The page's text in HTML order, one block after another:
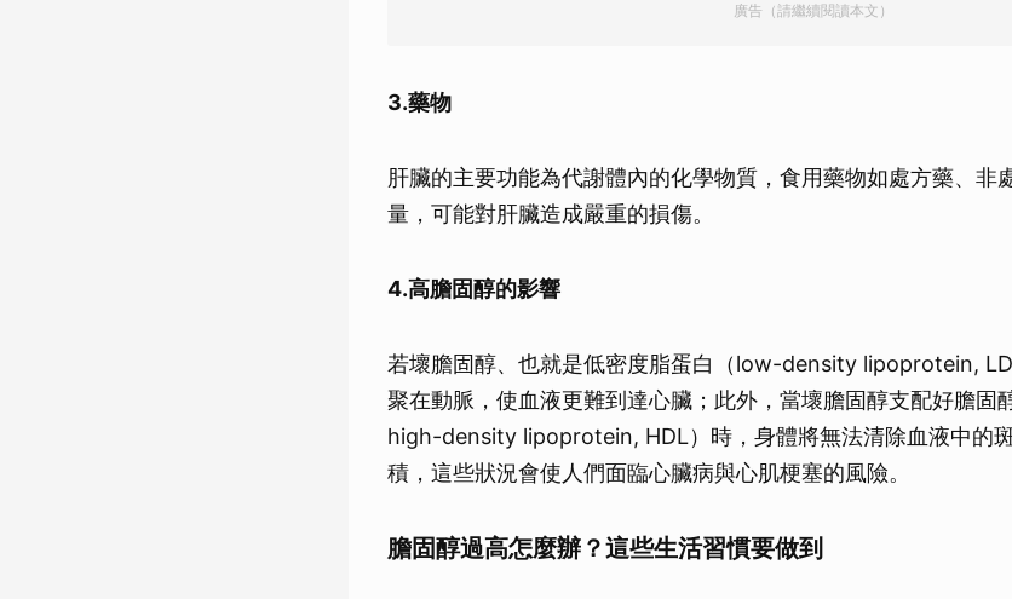
廣告（請繼續閱讀本文）
3.藥物
肝臟的主要功能為代謝體內的化學物質，食用藥物如處方藥、非
量，可能對肝臟造成嚴重的損傷。
4.高膽固醇的影響
若壞膽固醇、也就是低密度脂蛋白（low-density lipoprotein,
聚在動脈，使血液更難到達心臟；此外，當壞膽固醇支配好膽固
high-density lipoprotein, HDL）時，身體將無法清除血液中的
積，這些狀況會使人們面臨心臟病與心肌梗塞的風險。
膽固醇過高怎麼辦？這些生活習慣要做到